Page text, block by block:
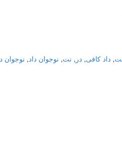
, داد کافی, در , نت, نوجوان داد,